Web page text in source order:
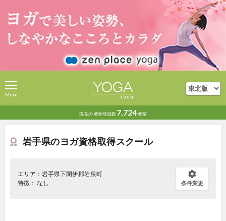
現在の教室登録数 7,724教室
Menu
岩手県のヨガ資格取得スクール
エリア：岩手県下閉伊郡岩泉町
特徴： なし
条件変更